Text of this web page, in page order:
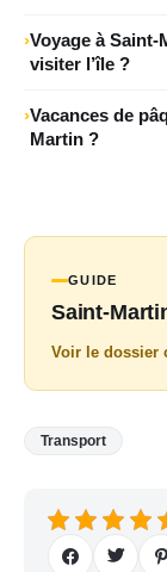
Voyage à
visiter l’île ?
Vacances de
Martin ?
GUIDE
Saint-
Voir le dossier
Transport